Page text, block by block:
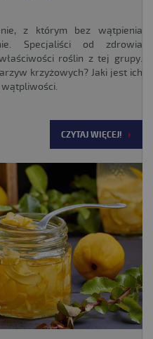
z którym bez wątpienia
Specjaliści od zdrowia
roślin z tej grupy.
krzyżowych? Jaki jest ich
CZYTAJ WIĘCEJ!